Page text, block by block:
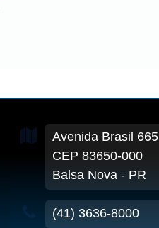
Avenida Brasil 665
CEP 83650-000
Balsa Nova - PR
(41) 3636-8000